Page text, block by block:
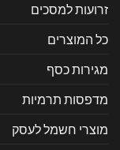
זרועות למסכים
כל המוצרים
מגירות כסף
מדפסות תרמיות
מוצרי חשמל לעסק